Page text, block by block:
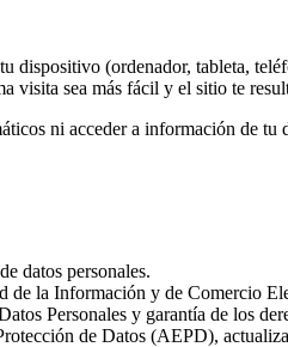
dispositivo (ordenador, tableta,
visita sea más fácil y el sitio te
ni acceder a información de
datos personales.
de la Información y de Comercio
Personales y garantía de los
de Datos (AEPD),